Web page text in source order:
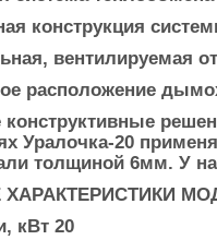
конструкция
вентилируемая
расположение
Уралочка-20
толщиной 6мм. У
ХАРАКТЕРИСТИКИ
кВт 20